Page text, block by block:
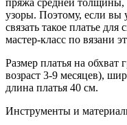
узоры. Поэтому, если вы
связать такое платье
мастер-класс по вязани
Размер платья на обхват
возраст 3-9 месяцев),
длина платья 40 см.
Инструменты и